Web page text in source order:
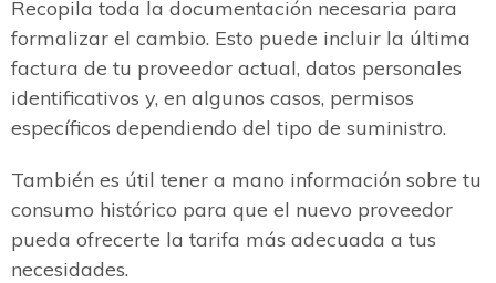
Recopila toda la documentación necesaria para
formalizar el cambio. Esto puede incluir la última
factura de tu proveedor actual, datos personales
identificativos y, en algunos casos, permisos
específicos dependiendo del tipo de suministro.
También es útil tener a mano información sobre tu
consumo histórico para que el nuevo proveedor
pueda ofrecerte la tarifa más adecuada a tus
necesidades.